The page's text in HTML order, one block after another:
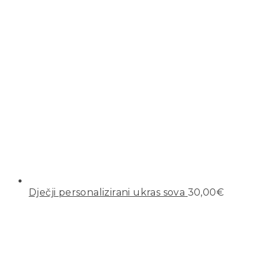
Dječji personalizirani ukras sova 30,00€